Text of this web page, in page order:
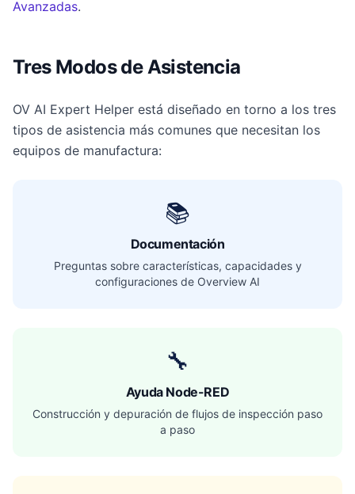
Avanzadas.
Tres Modos de Asistencia
OV AI Expert Helper está diseñado en torno a los tres
tipos de asistencia más comunes que necesitan los
equipos de manufactura:
📚
Documentación
Preguntas sobre características, capacidades y
configuraciones de Overview AI
🔧
Ayuda Node-RED
Construcción y depuración de flujos de inspección paso
a paso